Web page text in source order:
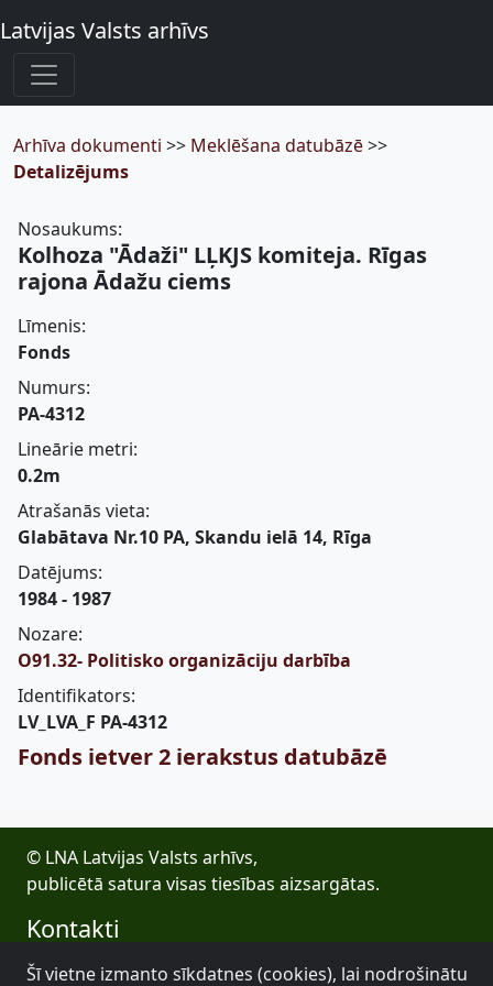
Latvijas Valsts arhīvs
Arhīva dokumenti >> Meklēšana datubāzē>>
Detalizējums
Nosaukums:
Kolhoza "Ādaži" LĻKJS komiteja. Rīgas
rajona Ādažu ciems
Līmenis:
Fonds
Numurs:
PA-4312
Lineārie metri:
0.2m
Atrašanās vieta:
Glabātava Nr.10 PA, Skandu ielā 14, Rīga
Datējums:
1984 - 1987
Nozare:
O91.32- Politisko organizāciju darbība
Identifikators:
LV_LVA_F PA-4312
Fonds ietver 2 ierakstus datubāzē
© LNA Latvijas Valsts arhīvs,
publicētā satura visas tiesības aizsargātas.
Kontakti
E-pasts: lva@arhivi.gov.lv
Šī vietne izmanto sīkdatnes (cookies), lai nodrošinātu